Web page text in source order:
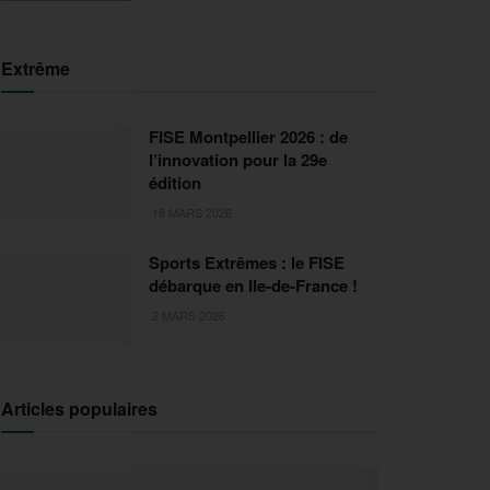
Extrême
FISE Montpellier 2026 : de
l’innovation pour la 29e
édition
Sports Extrêmes : le FISE
débarque en Ile-de-France !
Articles populaires